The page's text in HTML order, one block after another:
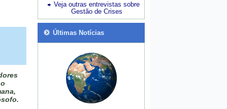
Veja outras entrevistas sobre
Gestão de Crises
Últimas Notícias